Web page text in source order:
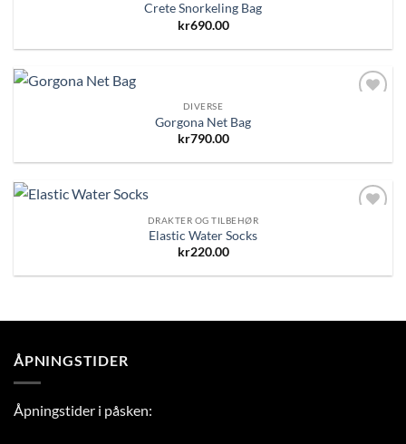
Crete Snorkeling Bag
kr690.00
DIVERSE
Gorgona Net Bag
kr790.00
DRAKTER OG TILBEHØR
Elastic Water Socks
kr220.00
ÅPNINGSTIDER
Åpningstider i påsken: